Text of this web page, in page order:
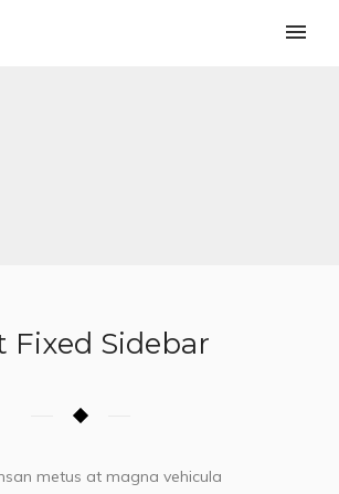
Fixed Sidebar
metus at magna vehicula